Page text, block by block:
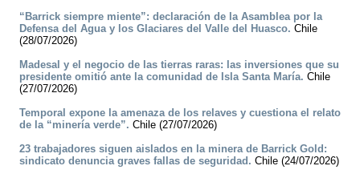
“Barrick siempre miente”: declaración de la Asamblea por la
Defensa del Agua y los Glaciares del Valle del Huasco. Chile
(28/07/2026)
Madesal y el negocio de las tierras raras: las inversiones que su
presidente omitió ante la comunidad de Isla Santa María. Chile
(27/07/2026)
Temporal expone la amenaza de los relaves y cuestiona el relato
de la “minería verde”. Chile (27/07/2026)
23 trabajadores siguen aislados en la minera de Barrick Gold:
sindicato denuncia graves fallas de seguridad. Chile (24/07/2026)